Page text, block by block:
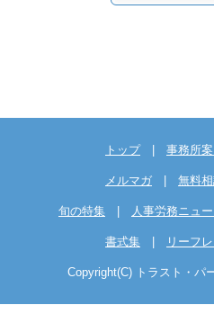
トップ| 事務所
メルマガ 無料
旬の特集 人事労務ニュー
書式集 リーフ
Copyright(C) トラスト・パ